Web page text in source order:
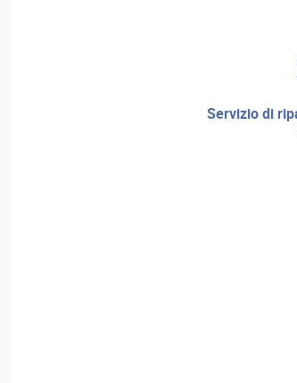
servizio di riparazione e assistenza